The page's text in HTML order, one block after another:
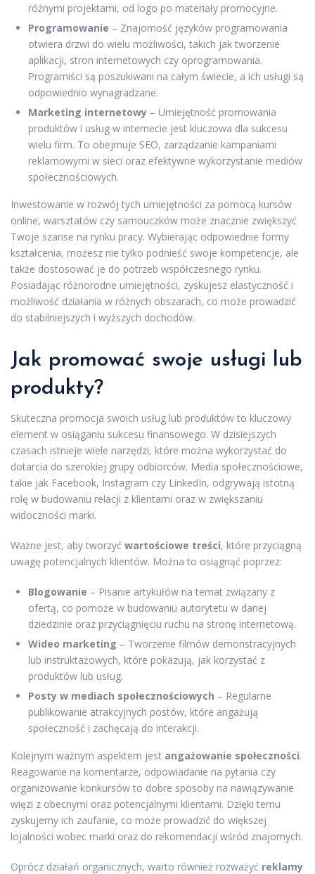
różnymi projektami, od logo po materiały promocyjne.
Programowanie – Znajomość języków programowania
otwiera drzwi do wielu możliwości, takich jak tworzenie
aplikacji, stron internetowych czy oprogramowania.
Programiści są poszukiwani na całym świecie, a ich usługi są
odpowiednio wynagradzane.
Marketing internetowy – Umiejętność promowania
produktów i usług w internecie jest kluczowa dla sukcesu
wielu firm. To obejmuje SEO, zarządzanie kampaniami
reklamowymi w sieci oraz efektywne wykorzystanie mediów
społecznościowych.
Inwestowanie w rozwój tych umiejętności za pomocą kursów
online, warsztatów czy samouczków może znacznie zwiększyć
Twoje szanse na rynku pracy. Wybierając odpowiednie formy
kształcenia, możesz nie tylko podnieść swoje kompetencje, ale
także dostosować je do potrzeb współczesnego rynku.
Posiadając różnorodne umiejętności, zyskujesz elastyczność i
możliwość działania w różnych obszarach, co może prowadzić
do stabilniejszych i wyższych dochodów.
Jak promować swoje usługi lub
produkty?
Skuteczna promocja swoich usług lub produktów to kluczowy
element w osiąganiu sukcesu finansowego. W dzisiejszych
czasach istnieje wiele narzędzi, które można wykorzystać do
dotarcia do szerokiej grupy odbiorców. Media społecznościowe,
takie jak Facebook, Instagram czy LinkedIn, odgrywają istotną
rolę w budowaniu relacji z klientami oraz w zwiększaniu
widoczności marki.
Ważne jest, aby tworzyć wartościowe treści, które przyciągną
uwagę potencjalnych klientów. Można to osiągnąć poprzez:
Blogowanie – Pisanie artykułów na temat związany z
ofertą, co pomoże w budowaniu autorytetu w danej
dziedzinie oraz przyciągnięciu ruchu na stronę internetową.
Wideo marketing – Tworzenie filmów demonstracyjnych
lub instruktażowych, które pokazują, jak korzystać z
produktów lub usług.
Posty w mediach społecznościowych – Regularne
publikowanie atrakcyjnych postów, które angażują
społeczność i zachęcają do interakcji.
Kolejnym ważnym aspektem jest angażowanie społeczności.
Reagowanie na komentarze, odpowiadanie na pytania czy
organizowanie konkursów to dobre sposoby na nawiązywanie
więzi z obecnymi oraz potencjalnymi klientami. Dzięki temu
zyskujemy ich zaufanie, co może prowadzić do większej
lojalności wobec marki oraz do rekomendacji wśród znajomych.
Oprócz działań organicznych, warto również rozważyć reklamy